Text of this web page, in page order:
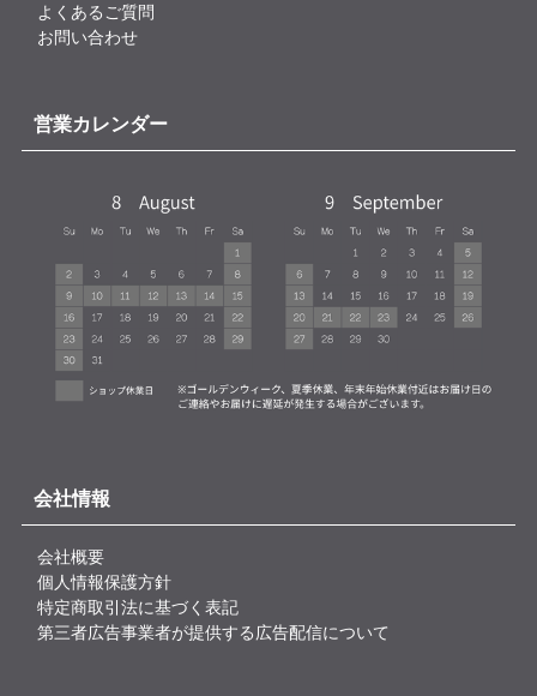
よくあるご質問
お問い合わせ
営業カレンダー
会社情報
会社概要
個人情報保護方針
特定商取引法に基づく表記
第三者広告事業者が提供する広告配信について